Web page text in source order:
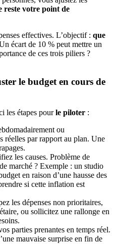
reste votre point de
effectives. L’objectif : que
écart de 10 % peut mettre un
de ces trois piliers ?
le budget en cours de
les étapes pourle piloter :
ou
réelles par rapport au plan. Une
les causes. Problème de
marché ? Exemple : un studio
en raison d’une hausse des
si cette inflation est
les dépenses non prioritaires,
ou sollicitez une rallonge en
parties prenantes en temps réel.
mauvaise surprise en fin de